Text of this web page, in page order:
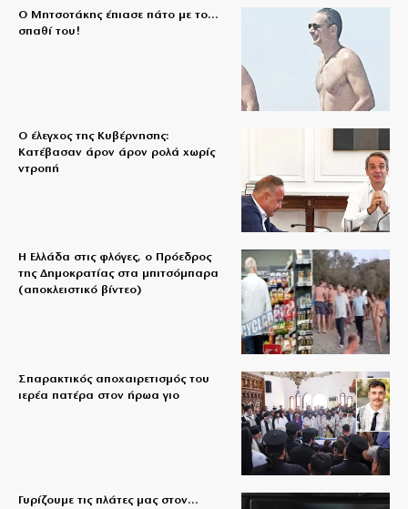
Ο Μητσοτάκης έπιασε πάτο με το…
σπαθί του!
Ο έλεγχος της Κυβέρνησης:
Κατέβασαν άρον άρον ρολά χωρίς
ντροπή
Η Ελλάδα στις φλόγες, ο Πρόεδρος
της Δημοκρατίας στα μπιτσόμπαρα
(αποκλειστικό βίντεο)
Σπαρακτικός αποχαιρετισμός του
ιερέα πατέρα στον ήρωα γιο
Γυρίζουμε τις πλάτες μας στον…